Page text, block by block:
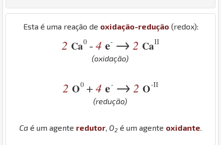
Esta é uma reação de oxidação-redução (redox):
2 Ca0 -4 e- → 2 CaII
(oxidação)
2 O0 + 4 e- → 2 O-II
(redução)
Ca é um agente redutor O2 é um agente oxidante